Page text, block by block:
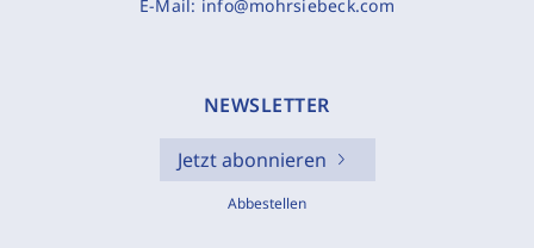
E-Mail: info@mohrsiebeck.com
NEWSLETTER
Jetzt abonnieren
Abbestellen